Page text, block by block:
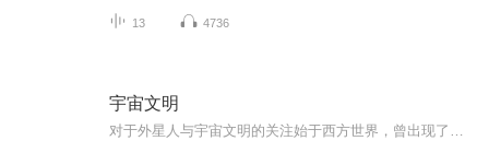
13 4736
宇宙文明